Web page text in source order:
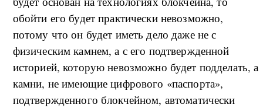
обойти его будет практически невозможно,
потому что он будет иметь дело даже не с
физическим камнем, а с его подтвержденной
историей, которую невозможно будет подделать, а
камни, не имеющие цифрового «паспорта»,
подтвержденного блокчейном, автоматически